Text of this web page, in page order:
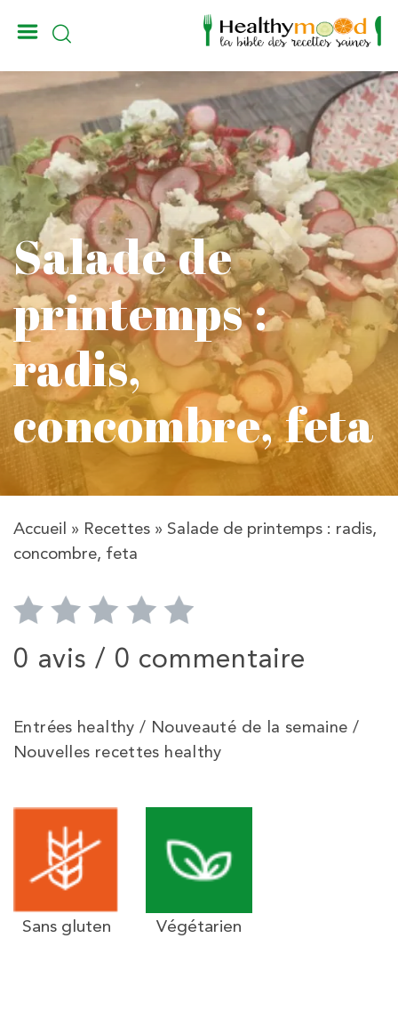
Salade de
printemps :
radis,
concombre, feta
Accueil » Recettes » Salade de printemps : radis,
concombre, feta
0 avis / 0 commentaire
Entrées healthy / Nouveauté de la semaine /
Nouvelles recettes healthy
Sans gluten Végétarien